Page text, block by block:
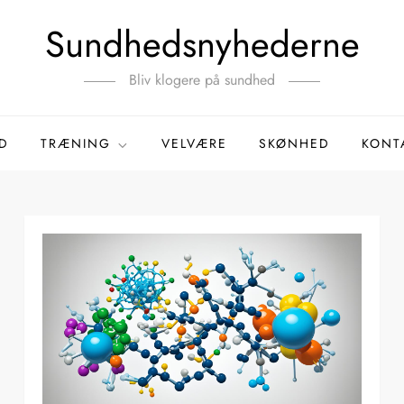
Sundhedsnyhederne
Bliv klogere på sundhed
TRÆNING VELVÆRE SKØNHED